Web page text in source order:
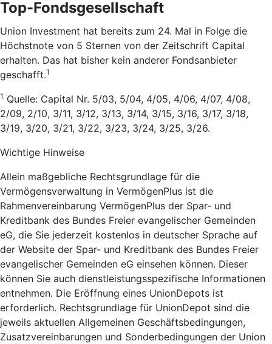
Top-Fondsgesellschaft
Union Investment hat bereits zum 24. Mal in Folge die
Höchstnote von 5 Sternen von der Zeitschrift Capital
erhalten. Das hat bisher kein anderer Fondsanbieter
geschafft.1
1 Quelle: Capital Nr. 5/03, 5/04, 4/05, 4/06, 4/07, 4/08,
2/09, 2/10, 3/11, 3/12, 3/13, 3/14, 3/15, 3/16, 3/17, 3/18,
3/19, 3/20, 3/21, 3/22, 3/23, 3/24, 3/25, 3/26.
Wichtige Hinweise
Allein maßgebliche Rechtsgrundlage für die
Vermögensverwaltung in VermögenPlus ist die
Rahmenvereinbarung VermögenPlus der Spar- und
Kreditbank des Bundes Freier evangelischer Gemeinden
eG, die Sie jederzeit kostenlos in deutscher Sprache auf
der Website der Spar- und Kreditbank des Bundes Freier
evangelischer Gemeinden eG einsehen können. Dieser
können Sie auch dienstleistungsspezifische Informationen
entnehmen. Die Eröffnung eines UnionDepots ist
erforderlich. Rechtsgrundlage für UnionDepot sind die
jeweils aktuellen Allgemeinen Geschäftsbedingungen,
Zusatzvereinbarungen und Sonderbedingungen der Union